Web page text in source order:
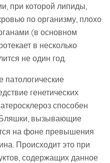
при которой липиды,
по организму, плохо
(в основном
в несколько
не один год.
патологические
генетических
способен
вызывающие
на фоне превышения
Происходит это при
содержащих данное